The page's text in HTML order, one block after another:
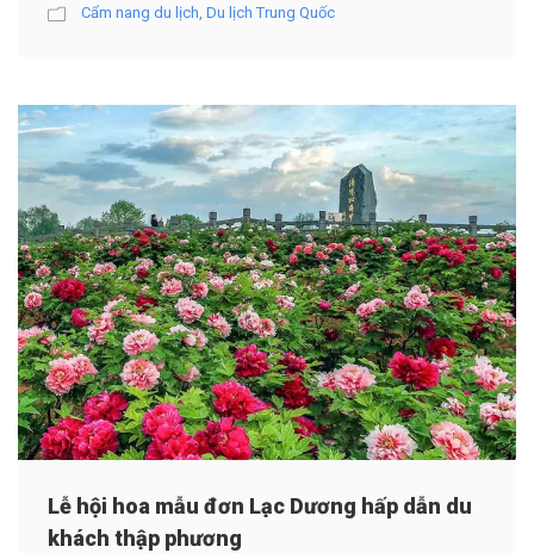
Cẩm nang du lịch Du lịch Trung Quốc
Lễ hội hoa mẫu đơn Lạc Dương hấp dẫn du
khách thập phương